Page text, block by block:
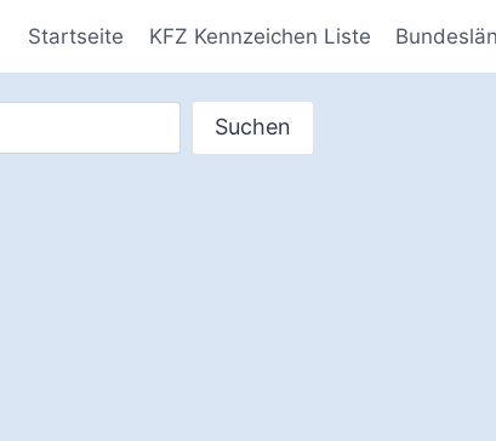
Startseite KFZ Kennzeichen Liste
Suchen